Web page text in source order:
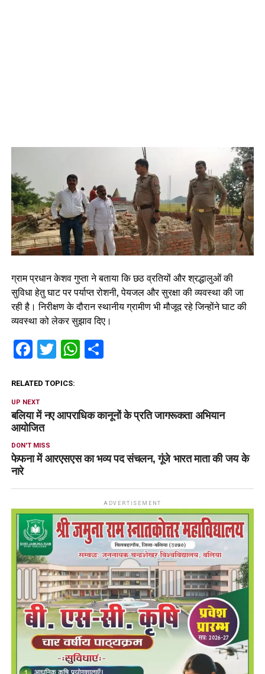
ग्राम प्रधान केशव गुप्ता ने बताया कि छठ व्रतियों और श्रद्धालुओं की
सुविधा हेतु घाट पर पर्याप्त रोशनी, पेयजल और सुरक्षा की व्यवस्था की जा
रही है। निरीक्षण के दौरान स्थानीय ग्रामीण भी मौजूद रहे जिन्होंने घाट की
व्यवस्था को लेकर सुझाव दिए।
Facebook
TwitterWhatsApp
RELATED TOPICS:
UP NEXT
बलिया में नए आपराधिक कानूनों के प्रति जागरूकता अभियान
आयोजित
DON'T MISS
फेफना में आरएसएस का भव्य पद संचलन, गूंजे भारत माता की जय के
नारे
ADVERTISEMENT